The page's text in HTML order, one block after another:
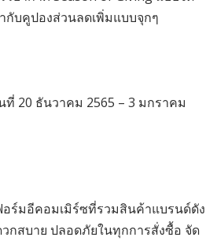
กับคูปองส่วนลดเพิ่มแบบจุกๆ
20 ธันวาคม 2565 – 3 มกราคม
อร์มอีคอมเมิร์ซที่รวมสินค้าแบรนด์ดัง
กสบาย ปลอดภัยในทุกการสั่งซื้อ จัด